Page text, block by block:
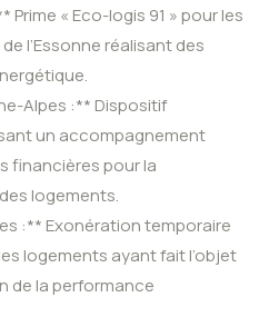
Prime « Eco-logis 91 » pour les
l’Essonne réalisant des
Alpes :** Dispositif
un accompagnement
financières pour la
logements.
:** Exonération temporaire
logements ayant fait l’objet
de la performance